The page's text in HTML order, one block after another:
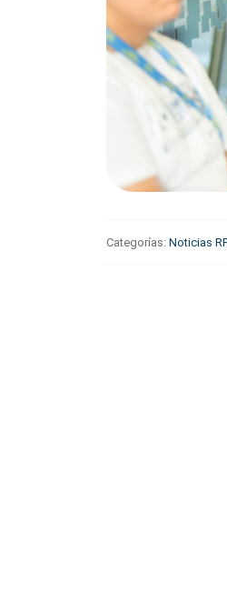
Categorías: Noticias